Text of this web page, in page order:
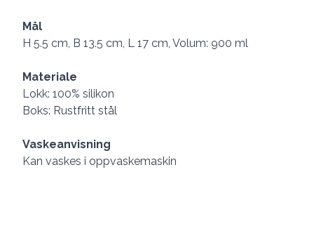
Mål
H 5.5 cm, B 13.5 cm, L 17 cm, Volum: 900 ml
Materiale
Lokk: 100% silikon
Boks: Rustfritt stål
Vaskeanvisning
Kan vaskes i oppvaskemaskin